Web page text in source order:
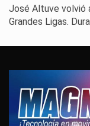
José Altuve volvió
Grandes Ligas.